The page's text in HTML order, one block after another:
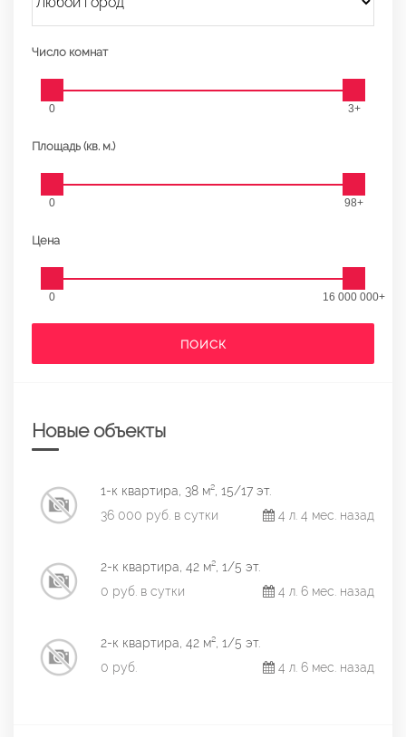
Число комнат
0 3+
Площадь (кв. м.)
0 98+
Цена
0 16 000 000+
ПОИСК
Новые объекты
1-к квартира, 38 м², 15/17 эт.
36 000 руб. в сутки
4 л. 4 мес. назад
2-к квартира, 42 м², 1/5 эт.
0 руб. в сутки
4 л. 6 мес. назад
2-к квартира, 42 м², 1/5 эт.
0 руб.
4 л. 6 мес. назад